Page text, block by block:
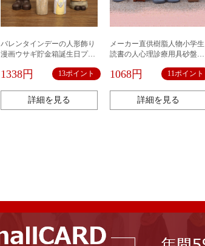
バレンタインデーの人形飾り
漫画ウサギ貯金箱誕生日プレ
キャビネット家の装飾品クリ
1338円 13ポイント
詳細を見る
メーカー直供樹脂人物小学生
読書の人心理診療用具砂盤部
1068円 11ポイント
詳細を見る